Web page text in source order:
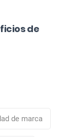
de
de marca